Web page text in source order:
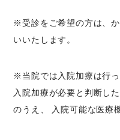
※受診をご希望の方は、
いいたします。
※当院では入院加療は行っ
入院加療が必要と判断し
のうえ、 入院可能な医療